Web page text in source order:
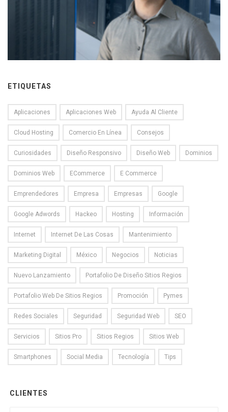
ETIQUETAS
Aplicaciones Aplicaciones Web Ayuda Al Cliente
Cloud Hosting Comercio En Línea Consejos
Curiosidades Diseño Responsivo Diseño Web Dominios
Dominios Web ECommerce E Commerce
Emprendedores Empresa Empresas Google
Google Adwords Hackeo Hosting Información
Internet Internet De Las Cosas Mantenimiento
Marketing Digital México Negocios Noticias
Nuevo Lanzamiento Portafolio De Diseño Sitios Regios
Portafolio Web De Sitios Regios Promoción Pymes
Redes Sociales Seguridad Seguridad Web SEO
Servicios Sitios Pro Sitios Regios Sitios Web
Smartphones Social Media Tecnología Tips
CLIENTES